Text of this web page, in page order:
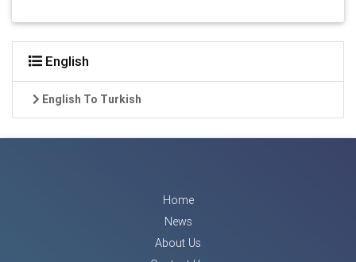
English
English To Turkish
Home
News
About Us